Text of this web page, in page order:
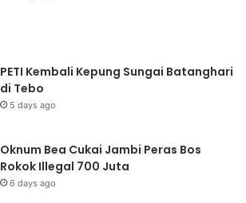
PETI Kembali Kepung Sungai Batanghari
di Tebo
5 days ago
Oknum Bea Cukai Jambi Peras Bos
Rokok Illegal 700 Juta
6 days ago